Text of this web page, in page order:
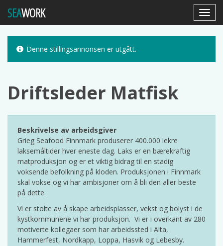
SEAWORK
Denne stillingsannonsen er utgått.
Driftsleder Matfisk
Beskrivelse av arbeidsgiver
Grieg Seafood Finnmark produserer 400.000 lekre
laksemåltider hver eneste dag. Laks er en bærekraftig
matproduksjon og er et viktig bidrag til en stadig
voksende befolkning på kloden. Produksjonen i Finnmark
skal vokse og vi har ambisjoner om å bli den aller beste
på dette.
Vi er stolte av å skape arbeidsplasser, vekst og bolyst i de
kystkommunene vi har produksjon. Vi er i overkant av 280
motiverte kollegaer som har arbeidssted i Alta,
Hammerfest, Nordkapp, Loppa, Hasvik og Lebesby.